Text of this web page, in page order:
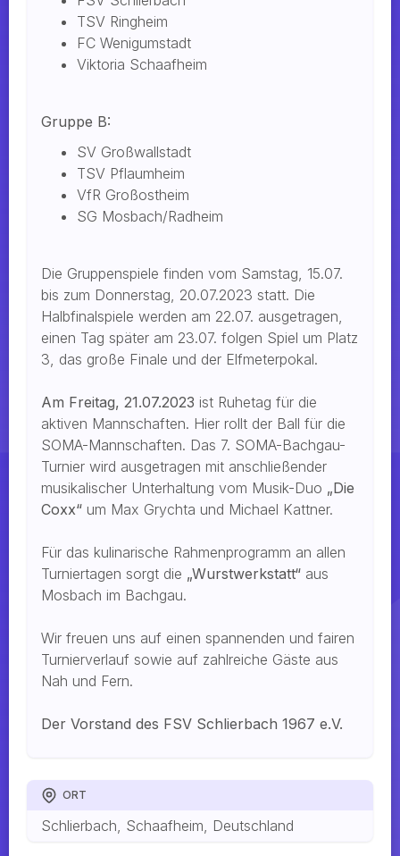
TSV Ringheim
FC Wenigumstadt
Viktoria Schaafheim
Gruppe B:
SV Großwallstadt
TSV Pflaumheim
VfR Großostheim
SG Mosbach/Radheim
Die Gruppenspiele finden vom Samstag, 15.07.
bis zum Donnerstag, 20.07.2023 statt. Die
Halbfinalspiele werden am 22.07. ausgetragen,
einen Tag später am 23.07. folgen Spiel um Platz
3, das große Finale und der Elfmeterpokal.
Am Freitag, 21.07.2023 ist Ruhetag für die
aktiven Mannschaften. Hier rollt der Ball für die
SOMA-Mannschaften. Das 7. SOMA-Bachgau-
Turnier wird ausgetragen mit anschließender
musikalischer Unterhaltung vom Musik-Duo „Die
Coxx“ um Max Grychta und Michael Kattner.
Für das kulinarische Rahmenprogramm an allen
Turniertagen sorgt die „Wurstwerkstatt“ aus
Mosbach im Bachgau.
Wir freuen uns auf einen spannenden und fairen
Turnierverlauf sowie auf zahlreiche Gäste aus
Nah und Fern.
Der Vorstand des FSV Schlierbach 1967 e.V.
ORT
Schlierbach, Schaafheim, Deutschland